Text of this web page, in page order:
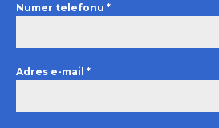
Numer telefonu *
Adres e-mail *